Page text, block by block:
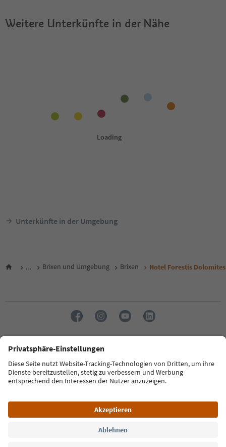
Weitere Unterkünfte in der Nähe
Unterkünfte in der Umgebung
... Brixen und Umgebung Brixen Hotel Forestis Dolomites
Sprache: Deutsch
FAQ Kontakt Presse MICE Datenschutzerklärung
Zugänglichkeitserklärung